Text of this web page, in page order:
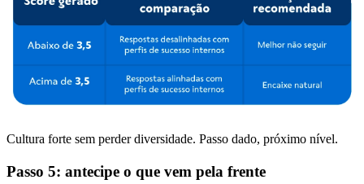
Cultura forte sem perder diversidade. Passo dado, próximo nível.​
Passo 5: antecipe o que vem pela frente